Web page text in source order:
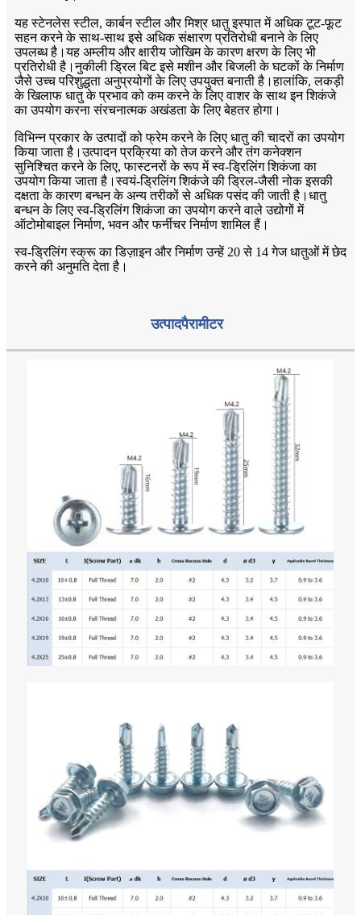
यह स्टेनलेस स्टील, कार्बन स्टील और मिश्र धातु इस्पात में अधिक टूट-फूट
सहन करने के साथ-साथ इसे अधिक संक्षारण प्रतिरोधी बनाने के लिए
उपलब्ध है।यह अम्लीय और क्षारीय जोखिम के कारण क्षरण के लिए भी
प्रतिरोधी है।नुकीली ड्रिल बिट इसे मशीन और बिजली के घटकों के निर्माण
जैसे उच्च परिशुद्धता अनुप्रयोगों के लिए उपयुक्त बनाती है।हालांकि, लकड़ी
के खिलाफ धातु के प्रभाव को कम करने के लिए वाशर के साथ इन शिकंजे
का उपयोग करना संरचनात्मक अखंडता के लिए बेहतर होगा।
विभिन्न प्रकार के उत्पादों को फ्रेम करने के लिए धातु की चादरों का उपयोग
किया जाता है।उत्पादन प्रक्रिया को तेज करने और तंग कनेक्शन
सुनिश्चित करने के लिए, फास्टनरों के रूप में स्व-ड्रिलिंग शिकंजा का
उपयोग किया जाता है।स्वयं-ड्रिलिंग शिकंजे की ड्रिल-जैसी नोक इसकी
दक्षता के कारण बन्धन के अन्य तरीकों से अधिक पसंद की जाती है।धातु
बन्धन के लिए स्व-ड्रिलिंग शिकंजा का उपयोग करने वाले उद्योगों में
ऑटोमोबाइल निर्माण, भवन और फर्नीचर निर्माण शामिल हैं।
स्व-ड्रिलिंग स्क्रू का डिज़ाइन और निर्माण उन्हें 20 से 14 गेज धातुओं में छेद
करने की अनुमति देता है।
उत्पादपैरामीटर